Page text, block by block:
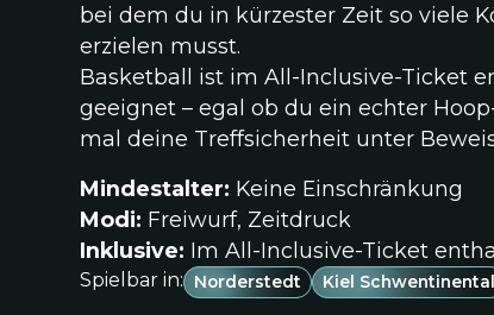
bei dem du in kürzester Zeit so viele
erzielen musst.
Basketball ist im All-Inclusive-Ticket
geeignet – egal ob du ein echter
mal deine Treffsicherheit unter
Mindestalter: Keine Einschränkung
Modi: Freiwurf, Zeitdruck
Inklusive: Im All-Inclusive-Ticket
Spielbar in: Norderstedt Kiel Schwentinental